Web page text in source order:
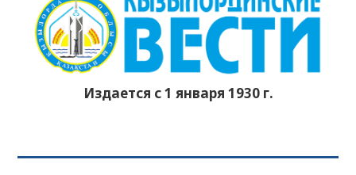
Издается с 1 января 1930 г.